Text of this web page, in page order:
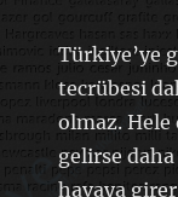
Türkiye’ye
tecrübesi
olmaz. Hele
gelirse
havaya